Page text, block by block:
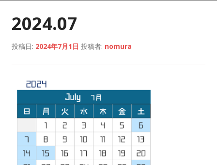
2024.07
投稿日: 2024年7月1日 投稿者: nomura